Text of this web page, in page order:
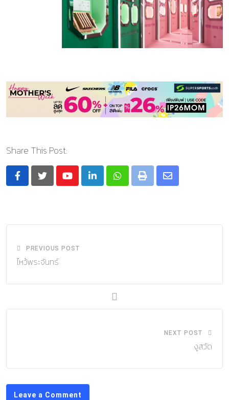
Share This Post:
YoutubeLinkedInWhatsapp
Print
Share
PREVIOUS POST
ไหว้พระจันทร์
NEXT POST
งูสวัด
Leave a Comment